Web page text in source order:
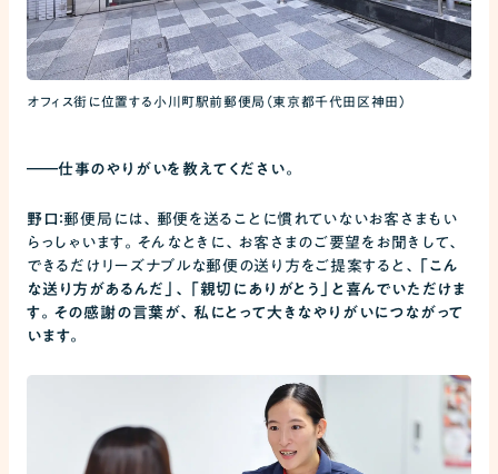
オフィス街に位置する小川町駅前郵便局（東京都千代田区神田）
――仕事のやりがいを教えてください。
野口：郵便局には、郵便を送ることに慣れていないお客さまもい
らっしゃいます。そんなときに、お客さまのご要望をお聞きして、
できるだけリーズナブルな郵便の送り方をご提案すると、
「こん
な送り方があるんだ」、「親切にありがとう」と喜んでいただけま
す。その感謝の言葉が、私にとって大きなやりがいにつながって
います。